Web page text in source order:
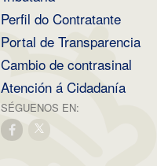
Perfil do Contratante
Portal de Transparencia
Cambio de contrasinal
Atención á Cidadanía
SÉGUENOS EN: